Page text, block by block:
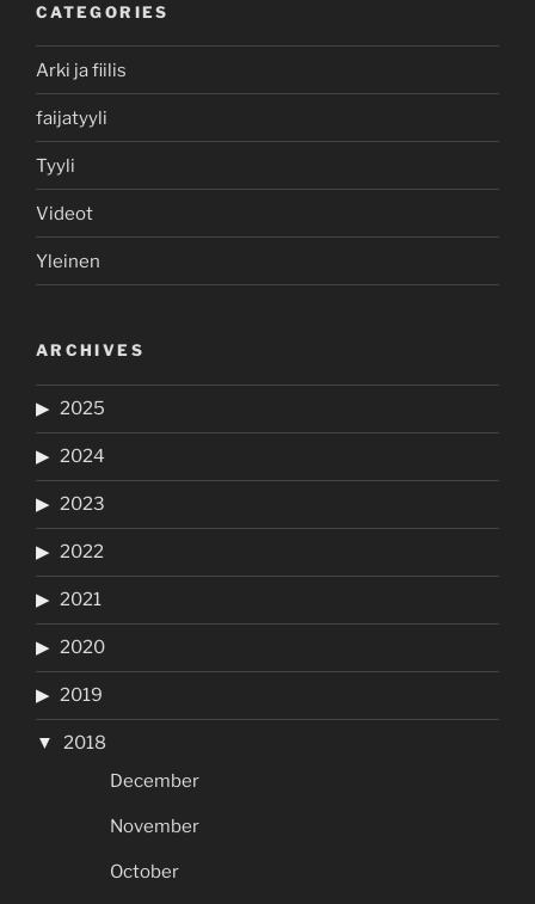
CATEGORIES
Arki ja fiilis
faijatyyli
Tyyli
Videot
Yleinen
ARCHIVES
2025
2024
2023
2022
2021
2020
2019
2018
December
November
October